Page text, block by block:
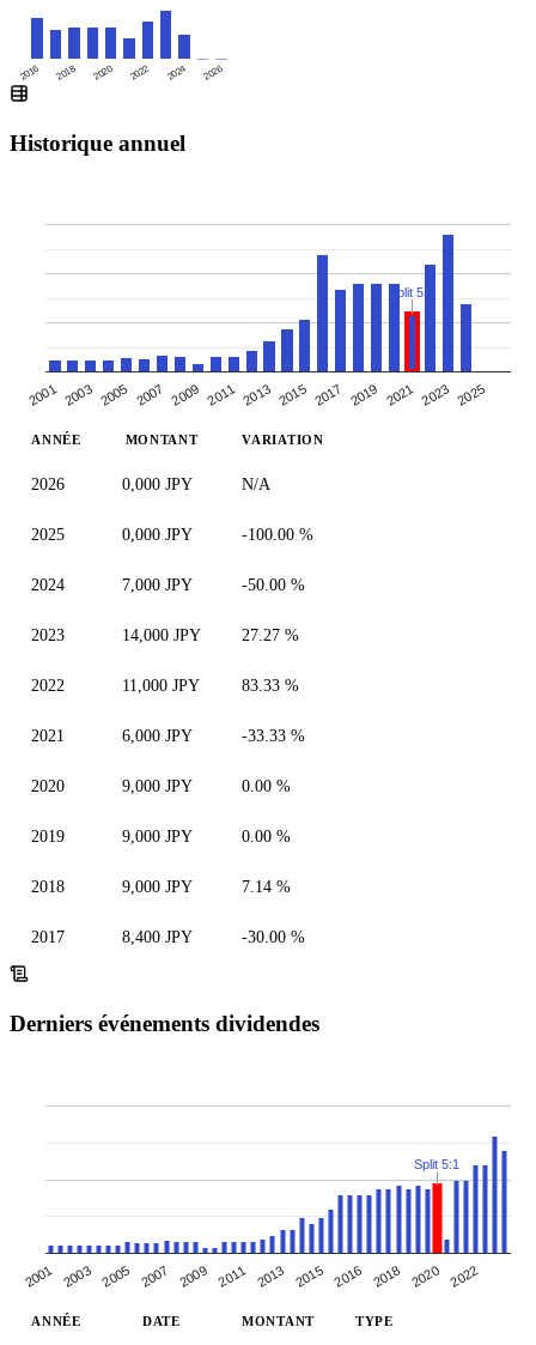
2016 2018 2020 2022 2024 2026
Historique annuel
2001 2003 2005 2007 2009 2011 2013 2015 2017 2019 2021 2023 2025
Split 5:1
ANNÉE MONTANT VARIATION
2026 0,000 JPY N/A
2025 0,000 JPY -100.00 %
2024 7,000 JPY -50.00 %
2023 14,000 JPY 27.27 %
2022 11,000 JPY 83.33 %
2021 6,000 JPY -33.33 %
2020 9,000 JPY 0.00 %
2019 9,000 JPY 0.00 %
2018 9,000 JPY 7.14 %
2017 8,400 JPY -30.00 %
Derniers événements dividendes
2001 2003 2005 2007 2009 2011 2013 2015 2016 2018 2020 2022
Split 5:1
ANNÉE DATE MONTANT TYPE